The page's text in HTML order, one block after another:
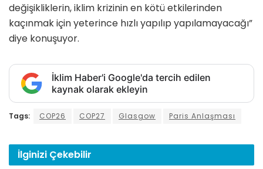
değişikliklerin, iklim krizinin en kötü etkilerinden
kaçınmak için yeterince hızlı yapılıp yapılamayacağı”
diye konuşuyor.
İklim Haber'i Google'da tercih edilen
kaynak olarak ekleyin
Tags: COP26 COP27 Glasgow Paris Anlaşması
İlginizi Çekebilir